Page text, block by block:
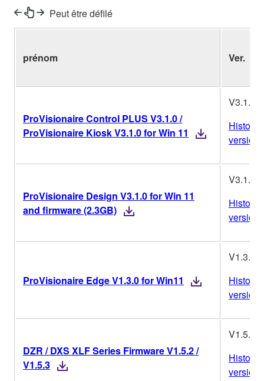
Peut être défilé
prénom Ver.
ProVisionaire Control PLUS V3.1.0 /
ProVisionaire Kiosk V3.1.0 for Win 11
V3.1.0
versions
ProVisionaire Design V3.1.0 for Win 11
and firmware (2.3GB)
V3.1.0
versions
ProVisionaire Edge V1.3.0 for Win11
V1.3.0
versions
DZR / DXS XLF Series Firmware V1.5.2 /
V1.5.3
V1.5.2 /
versions